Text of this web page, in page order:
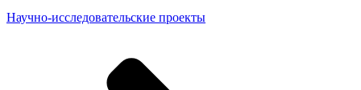
Научно-исследовательские проекты